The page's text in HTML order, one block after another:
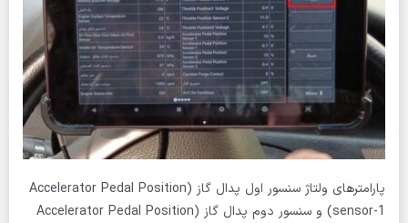
پارامترهای ولتاژ سنسور اول پدال گاز (Accelerator Pedal Position
sensor-1) و سنسور دوم پدال گاز (Accelerator Pedal Position